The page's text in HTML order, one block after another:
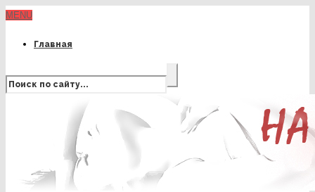
MENU
Главная